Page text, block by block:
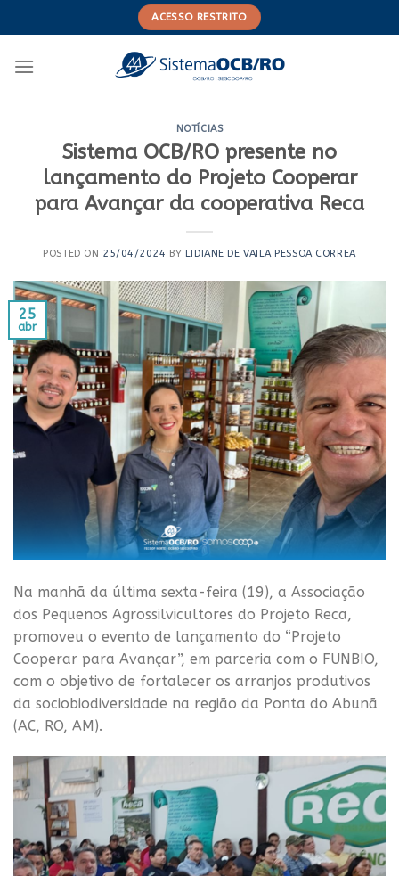
to
ACESSO RESTRITO
NOTÍCIAS
Sistema OCB/RO presente no
lançamento do Projeto Cooperar
para Avançar da cooperativa Reca
POSTED ON 25/04/2024 BY LIDIANE DE VAILA PESSOA CORREA
25
abr
Na manhã da última sexta-feira (19), a Associação
dos Pequenos Agrossilvicultores do Projeto Reca,
promoveu o evento de lançamento do “Projeto
Cooperar para Avançar”, em parceria com o FUNBIO,
com o objetivo de fortalecer os arranjos produtivos
da sociobiodiversidade na região da Ponta do Abunã
(AC, RO, AM).